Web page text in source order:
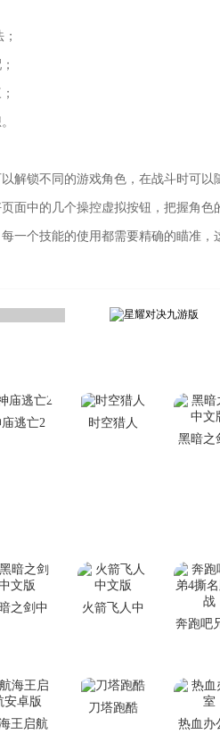
解锁不同的游戏角色，在战斗时可以
面中的几个操控虚拟按钮，把握角色
一个技能的使用都需要精确的瞄准，
逃亡2
时空猎人
黑暗之
之剑中
火箭飞人中
奔跑吧
王启航
刀塔跑酷
热血办